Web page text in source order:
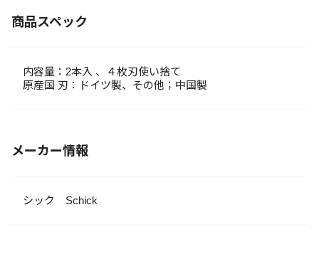
商品スペック
内容量：2本入 、４枚刃使い捨て
原産国 刃：ドイツ製、その他；中国製
メーカー情報
シック Schick